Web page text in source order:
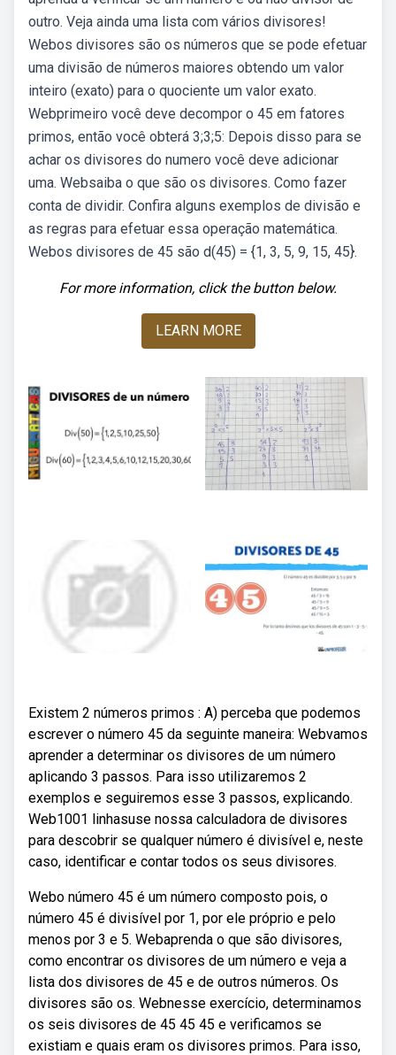
outro. Veja ainda uma lista com vários divisores!
Webos divisores são os números que se pode efetuar
uma divisão de números maiores obtendo um valor
inteiro (exato) para o quociente um valor exato.
Webprimeiro você deve decompor o 45 em fatores
primos, então você obterá 3;3;5: Depois disso para se
achar os divisores do numero você deve adicionar
uma. Websaiba o que são os divisores. Como fazer
conta de dividir. Confira alguns exemplos de divisão e
as regras para efetuar essa operação matemática.
Webos divisores de 45 são d(45) = {1, 3, 5, 9, 15, 45}.
For more information, click the button below.
LEARN MORE
Existem 2 números primos : A) perceba que podemos
escrever o número 45 da seguinte maneira: Webvamos
aprender a determinar os divisores de um número
aplicando 3 passos. Para isso utilizaremos 2
exemplos e seguiremos esse 3 passos, explicando.
Web1001 linhasuse nossa calculadora de divisores
para descobrir se qualquer número é divisível e, neste
caso, identificar e contar todos os seus divisores.
Webo número 45 é um número composto pois, o
número 45 é divisível por 1, por ele próprio e pelo
menos por 3 e 5. Webaprenda o que são divisores,
como encontrar os divisores de um número e veja a
lista dos divisores de 45 e de outros números. Os
divisores são os. Webnesse exercício, determinamos
os seis divisores de 45 45 45 e verificamos se
existiam e quais eram os divisores primos. Para isso,